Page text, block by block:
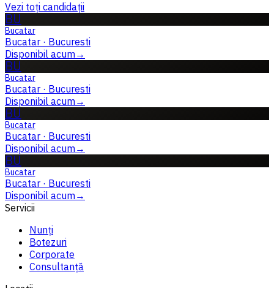
Vezi toți candidații
BU
Bucatar
Bucatar · Bucuresti
Disponibil acum→
BU
Bucatar
Bucatar · Bucuresti
Disponibil acum→
BU
Bucatar
Bucatar · Bucuresti
Disponibil acum→
BU
Bucatar
Bucatar · Bucuresti
Disponibil acum→
Servicii
Nunți
Botezuri
Corporate
Consultanță